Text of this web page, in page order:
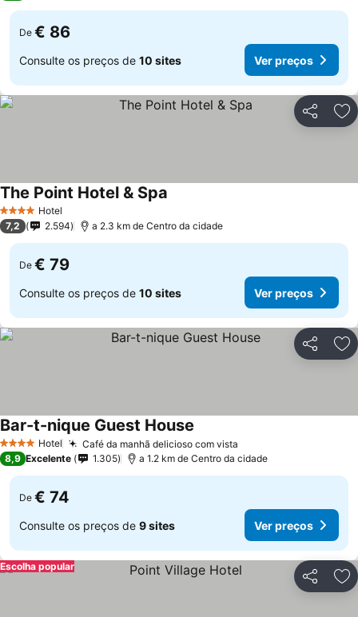
De € 86
Consulte os preços de 10 sites Ver preços
Partilhar
4 EstrelasHotel
The Point Hotel & Spa
7,2 2.594 a 2.3 km de Centro da cidade
De € 79
Consulte os preços de 10 sites Ver preços
Partilhar
4 EstrelasHotel Café da manhã delicioso com vista
Bar-t-nique Guest House
8,9 Excelente 1.305 a 1.2 km de Centro da cidade
De € 74
Consulte os preços de 9 sites Ver preços
Partilhar
Escolha popular